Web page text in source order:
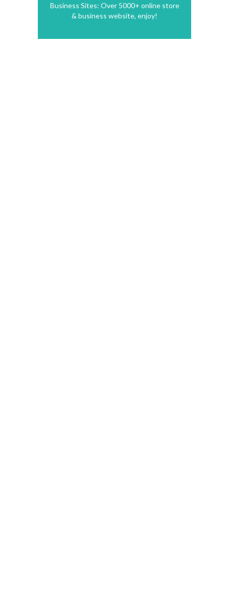
Business Sites: Over 5000+ online store
& business website, enjoy!